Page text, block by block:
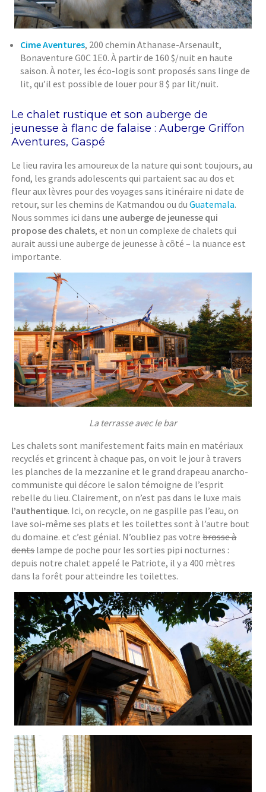
Cime Aventures, 200 chemin Athanase-Arsenault,
Bonaventure G0C 1E0. À partir de 160 $/nuit en haute
saison. À noter, les éco-logis sont proposés sans linge de
lit, qu’il est possible de louer pour 8 $ par lit/nuit.
Le chalet rustique et son auberge de
jeunesse à flanc de falaise : Auberge Griffon
Aventures, Gaspé
Le lieu ravira les amoureux de la nature qui sont toujours, au
fond, les grands adolescents qui partaient sac au dos et
fleur aux lèvres pour des voyages sans itinéraire ni date de
retour, sur les chemins de Katmandou ou duGuatemala.
Nous sommes ici dans une auberge de jeunesse qui
propose des chalets, et non un complexe de chalets qui
aurait aussi une auberge de jeunesse à côté – la nuance est
importante.
La terrasse avec le bar
Les chalets sont manifestement faits main en matériaux
recyclés et grincent à chaque pas, on voit le jour à travers
les planches de la mezzanine et le grand drapeau anarcho-
communiste qui décore le salon témoigne de l’esprit
rebelle du lieu. Clairement, on n’est pas dans le luxe mais
l’authentique. Ici, on recycle, on ne gaspille pas l’eau, on
lave soi-même ses plats et les toilettes sont à l’autre bout
du domaine. et c’est génial. N’oubliez pas votrebrosse à
dentslampe de poche pour les sorties pipi nocturnes :
depuis notre chalet appelé le Patriote, il y a 400 mètres
dans la forêt pour atteindre les toilettes.